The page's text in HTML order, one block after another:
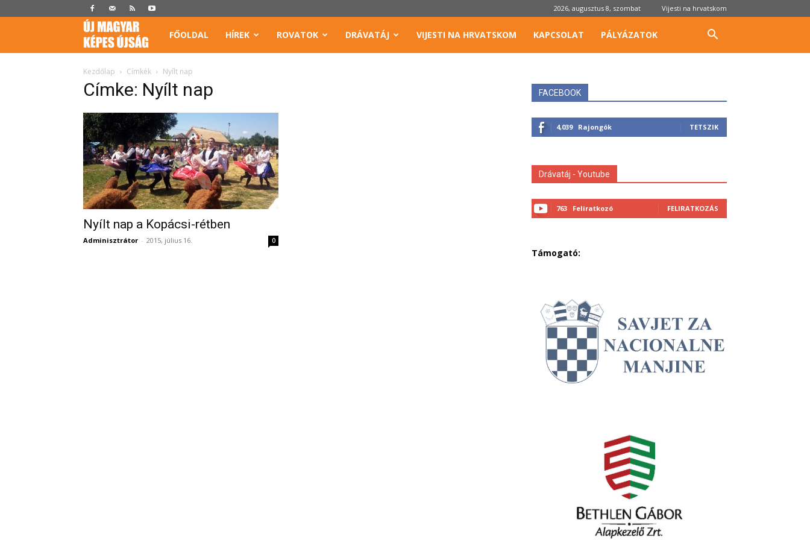
2026, augusztus 8, szombat Vijesti na hrvatskom
Képes
Újság
FŐOLDAL HÍREK ROVATOK DRÁVATÁJ VIJESTI NA HRVATSKOM KAPCSOLAT PÁLYÁZATOK
Kezdőlap Címkék Nyílt nap
Címke: Nyílt nap
Nyílt nap a Kopácsi-rétben
Adminisztrátor - 2015, július 16. 0
FACEBOOK
4,039 Rajongók TETSZIK
Drávatáj - Youtube
763 Feliratkozó FELIRATKOZÁS
Támogató: